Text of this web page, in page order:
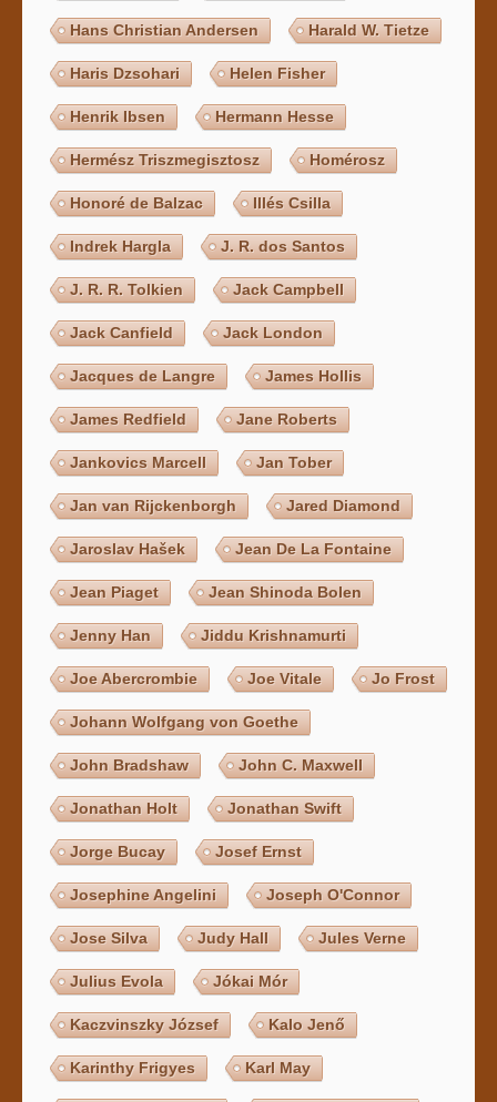
Hans Christian Andersen Harald W. Tietze
Haris Dzsohari Helen Fisher
Henrik Ibsen Hermann Hesse
Hermész Triszmegisztosz Homérosz
Honoré de Balzac Illés Csilla
Indrek Hargla J. R. dos Santos
J. R. R. Tolkien Jack Campbell
Jack Canfield Jack London
Jacques de Langre James Hollis
James Redfield Jane Roberts
Jankovics Marcell Jan Tober
Jan van Rijckenborgh Jared Diamond
Jaroslav Hašek Jean De La Fontaine
Jean Piaget Jean Shinoda Bolen
Jenny Han Jiddu Krishnamurti
Joe Abercrombie Joe Vitale Jo Frost
Johann Wolfgang von Goethe
John Bradshaw John C. Maxwell
Jonathan Holt Jonathan Swift
Jorge Bucay Josef Ernst
Josephine Angelini Joseph O'Connor
Jose Silva Judy Hall Jules Verne
Julius Evola Jókai Mór
Kaczvinszky József Kalo Jenő
Karinthy Frigyes Karl May